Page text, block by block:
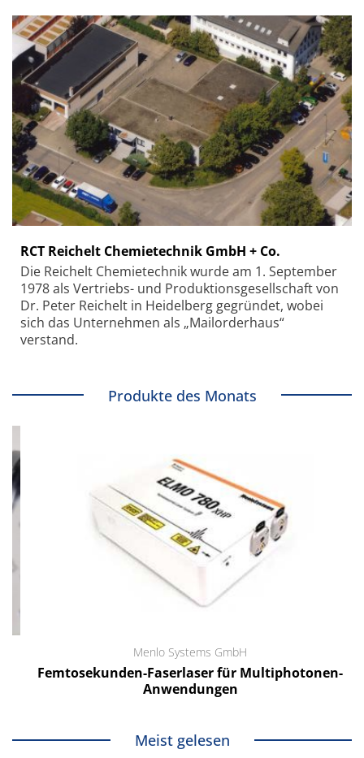
RCT Reichelt Chemietechnik GmbH + Co.
Die Reichelt Chemietechnik wurde am 1. September
1978 als Vertriebs- und Produktionsgesellschaft von
Dr. Peter Reichelt in Heidelberg gegründet, wobei
sich das Unternehmen als „Mailorderhaus“
verstand.
Produkte des Monats
Menlo Systems GmbH
Femtosekunden-Faserlaser für Multiphotonen-
Anwendungen
Meist gelesen